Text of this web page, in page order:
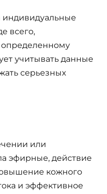
индивидуальные
всего,
определенному
учитывать данные
серьезных
или
эфирные, действие
кожного
и эффективное